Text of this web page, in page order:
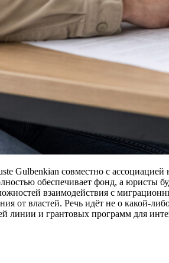
Gulbenkian совместно с
обеспечивает фонд, а юристы
взаимодействия с
от властей. Речь идёт не о какой-
линии и грантовых программ для